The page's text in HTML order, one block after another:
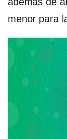
menor para